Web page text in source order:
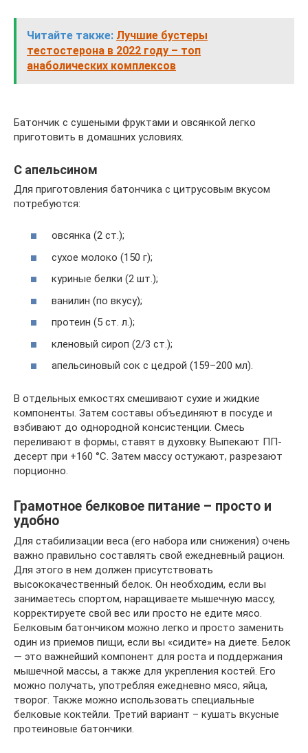
Читайте также: Лучшие бустеры
тестостерона в 2022 году – топ
анаболических комплексов
Батончик с сушеными фруктами и овсянкой легко
приготовить в домашних условиях.
С апельсином
Для приготовления батончика с цитрусовым вкусом
потребуются:
овсянка (2 ст.);
сухое молоко (150 г);
куриные белки (2 шт.);
ванилин (по вкусу);
протеин (5 ст. л.);
кленовый сироп (2/3 ст.);
апельсиновый сок с цедрой (159–200 мл).
В отдельных емкостях смешивают сухие и жидкие
компоненты. Затем составы объединяют в посуде и
взбивают до однородной консистенции. Смесь
переливают в формы, ставят в духовку. Выпекают ПП-
десерт при +160 °С. Затем массу остужают, разрезают
порционно.
Грамотное белковое питание – просто и
удобно
Для стабилизации веса (его набора или снижения) очень
важно правильно составлять свой ежедневный рацион.
Для этого в нем должен присутствовать
высококачественный белок. Он необходим, если вы
занимаетесь спортом, наращиваете мышечную массу,
корректируете свой вес или просто не едите мясо.
Белковым батончиком можно легко и просто заменить
один из приемов пищи, если вы «сидите» на диете. Белок
— это важнейший компонент для роста и поддержания
мышечной массы, а также для укрепления костей. Его
можно получать, употребляя ежедневно мясо, яйца,
творог. Также можно использовать специальные
белковые коктейли. Третий вариант – кушать вкусные
протеиновые батончики.